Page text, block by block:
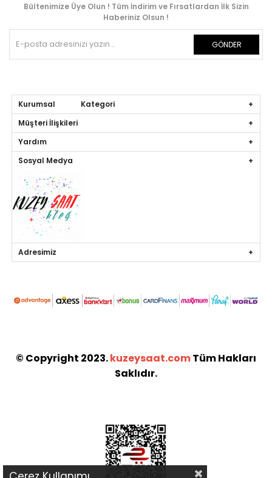
Bültenimize Üye Olun ! Tüm İndirim ve Fırsatlardan İlk Sizin
Haberiniz Olsun !
GÖNDER
Kurumsal Kategori
Müşteri İlişkileri
Yardım
Sosyal Medya
Adresimiz
© Copyright 2023.kuzeysaat.comTüm Hakları
Saklıdır.